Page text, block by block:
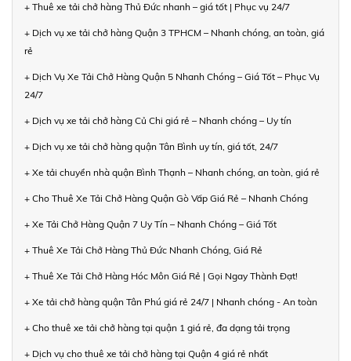
+ Thuê xe tải chở hàng Thủ Đức nhanh – giá tốt | Phục vụ 24/7
+ Dịch vụ xe tải chở hàng Quận 3 TPHCM – Nhanh chóng, an toàn, giá
rẻ
+ Dịch Vụ Xe Tải Chở Hàng Quận 5 Nhanh Chóng – Giá Tốt – Phục Vụ
24/7
+ Dịch vụ xe tải chở hàng Củ Chi giá rẻ – Nhanh chóng – Uy tín
+ Dịch vụ xe tải chở hàng quận Tân Bình uy tín, giá tốt, 24/7
+ Xe tải chuyển nhà quận Bình Thạnh – Nhanh chóng, an toàn, giá rẻ
+ Cho Thuê Xe Tải Chở Hàng Quận Gò Vấp Giá Rẻ – Nhanh Chóng
+ Xe Tải Chở Hàng Quận 7 Uy Tín – Nhanh Chóng – Giá Tốt
+ Thuê Xe Tải Chở Hàng Thủ Đức Nhanh Chóng, Giá Rẻ
+ Thuê Xe Tải Chở Hàng Hóc Môn Giá Rẻ | Gọi Ngay Thành Đạt!
+ Xe tải chở hàng quận Tân Phú giá rẻ 24/7 | Nhanh chóng - An toàn
+ Cho thuê xe tải chở hàng tại quận 1 giá rẻ, đa dạng tải trọng
+ Dịch vụ cho thuê xe tải chở hàng tại Quận 4 giá rẻ nhất